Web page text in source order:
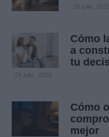
Cómo
a
tu
24 julio, 2026
Cómo
mejor